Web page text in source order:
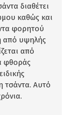
διαθέτει
καθώς και
φορητού
από υψηλής
από
φθοράς
τσάντα. Αυτό